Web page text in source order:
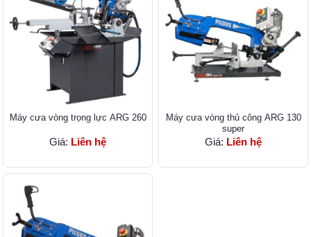
Máy cưa vòng trọng lực ARG 260
Giá: Liên hệ
Máy cưa vòng thủ công ARG 130
super
Giá: Liên hệ